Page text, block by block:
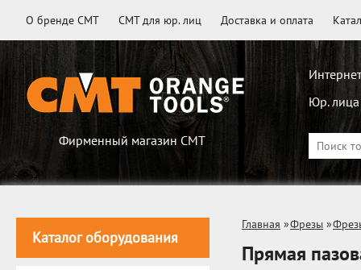
О бренде CMT CMT для юр. лиц Доставка и оплата
Фирменный магазин CMT
Юр. лица
Каталог оборудования
Главная »Фрезы »
Прямая